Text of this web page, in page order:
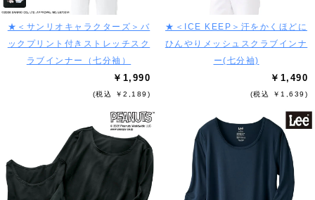
★＜サンリオキャラクターズ＞バ
ックプリント付きストレッチスク
ラブインナー（七分袖）
￥1,990
(税込 ￥2,189)
★＜ICE KEEP＞汗をかくほどに
ひんやりメッシュスクラブインナ
ー(七分袖)
￥1,490
(税込 ￥1,639)